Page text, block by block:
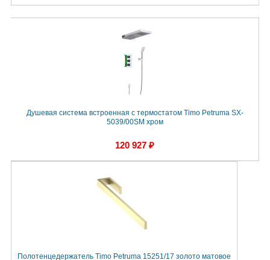
Душевая система встроенная с термостатом Timo Petruma SX-
5039/00SM хром
120 927 ₽
Полотенцедержатель Timo Petruma 15251/17 золото матовое